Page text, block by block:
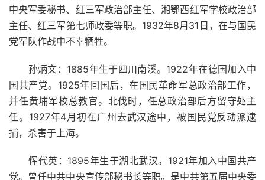
中央军委秘书、红三军政治部主任、湘鄂西红军学校政治部
主任、红三军第七师政委等职。1932年8月31日，在与国民
党军队作战中不幸牺牲。
孙炳文：1885年生于四川南溪。1922年在德国加入中
国共产党。1925年回国后，在国民革命军总政治部工作，
并任黄埔军校总教官。北伐时，任总政治部后方留守处主
任。1927年4月初在广州去武汉途中，被国民党反动派逮
捕，杀害于上海。
恽代英：1895年生于湖北武汉。1921年加入中国共产
党。曾任中共中央宣传部秘书长等职。是中共第五届中央委